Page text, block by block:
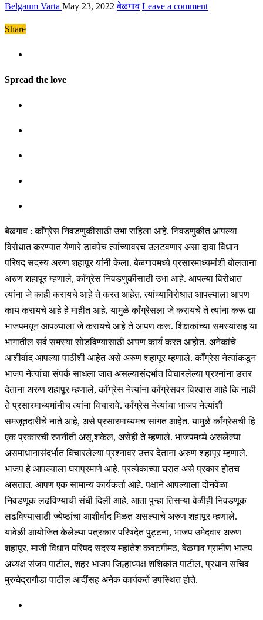
Belgaum Varta May 23, 2022 बेळगाव Leave a comment
Share
Spread the love
बेळगाव : काँग्रेस निवडणुकीसाठी उभा राहिला आहे. निवडणुकीत आपल्या
विरोधात करण्यात येणारे डावपेच त्यांच्यावरच उलटवणार असा दावा विधान
परिषद सदस्य अरुण शहापूर यांनी केला. बेळगावमध्ये प्रसारमाध्यमांशी बोलताना
अरुण शहापूर म्हणाले, काँग्रेस निवडणुकीसाठी उभा आहे. आपल्या विरोधात
त्यांना जे काही करायचे आहे ते करत आहेत. त्यांच्याविरोधात आपल्याला आपण
काय करायचे आहे हे माहीत आहे. यामुळे काँग्रेसला जे करायचे ते त्यांना करू द्या
भाजपमधून आपल्याला जे करायचे आहे ते आपण करू. शिक्षकांच्या समस्यांसह या
भागातील सर्व समस्या सोडविण्यासाठी आपण कार्य करत आहोत. अनेकांचे
आशीर्वाद आपल्या पाठीशी आहेत असे अरुण शहापूर म्हणाले. काँग्रेस नेत्यांकडून
भाजप नेत्यांचा संपर्क साधला जात असल्यासंदर्भात विचारलेल्या प्रश्नांना उत्तर
देताना अरुण शहापूर म्हणाले, काँग्रेस नेत्यांना काँग्रेसवर विश्वास आहे कि नाही
ते प्रसारमाध्यमांनीच त्यांना विचारावे. काँग्रेस नेत्यांचा भाजप नेत्यांशी
समजूतदारीचे नाते आहे, असे प्रसारमाध्यमच सांगत आहेत. यामुळे काँग्रेसची हि
एक प्रकारची रणनीती असू शकेल, असेही ते म्हणाले. भाजपमध्ये असलेल्या
असमाधानासंदर्भात विचारलेल्या प्रश्नावर उत्तर देताना अरुण शहापूर म्हणाले,
भाजप हे आपल्याला घराप्रमाणे आहे. प्रत्येकाच्या घरात असे प्रकार होतच
असतात. आपण एक सामान्य कार्यकर्ता आहे. पक्षाने आपल्याला दोनवेळा
निवडणूक लढविण्याची संधी दिली आहे. आता पुन्हा तिसऱ्या वेळीही निवडणूक
लढविण्यासाठी ज्येष्ठांचा आशीर्वाद मिळत असल्याचे अरुण शहापूर म्हणाले.
यावेळी आयोजित केलेल्या पत्रकार परिषदेत पुट्टना, भाजप उमेदवार अरुण
शहापूर, माजी विधान परिषद सदस्य महांतेश कवटगीमठ, बेळगाव ग्रामीण भाजप
अध्यक्ष संजय पाटील, शहर भाजप जिल्हाध्यक्ष शशिकांत पाटील, प्रधान सचिव
मुरुघेद्रागौडा पाटील आदींसह अनेक कार्यकर्ते उपस्थित होते.